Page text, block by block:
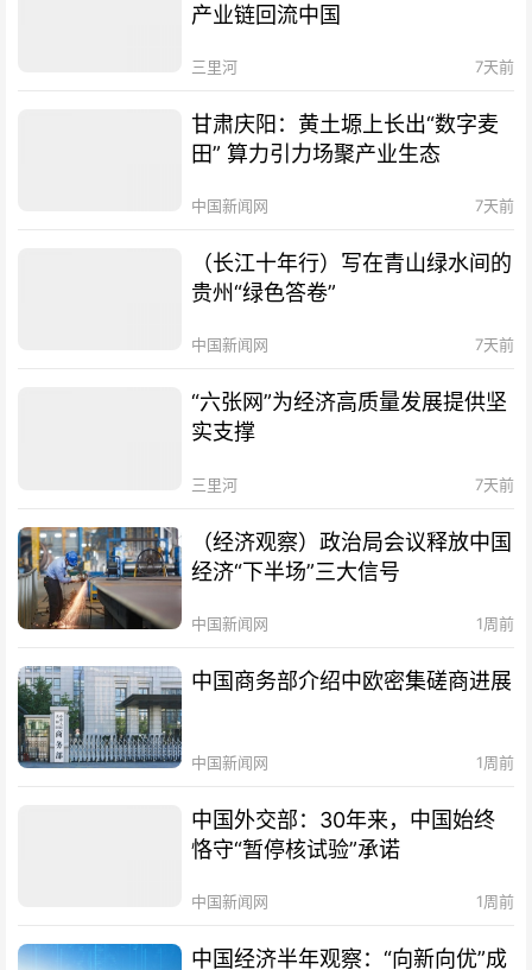
产业链回流中国
三里河 7天前
甘肃庆阳：黄土塬上长出“数字麦
田” 算力引力场聚产业生态
中国新闻网 7天前
（长江十年行）写在青山绿水间的
贵州“绿色答卷”
中国新闻网 7天前
“六张网”为经济高质量发展提供坚
实支撑
三里河 7天前
（经济观察）政治局会议释放中国
经济“下半场”三大信号
中国新闻网 1周前
中国商务部介绍中欧密集磋商进展
中国新闻网 1周前
中国外交部：30年来，中国始终
恪守“暂停核试验”承诺
中国新闻网 1周前
中国经济半年观察：“向新向优”成